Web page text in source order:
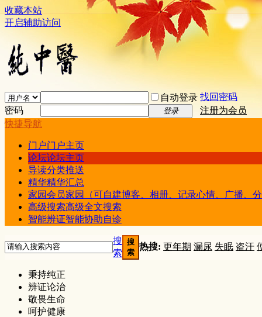
收藏本站
开启辅助访问
自动登录 找回密码
密码
登录
注册为会员
快捷导航
门户门户主页
论坛论坛主页
导读分类推送
精华精华汇总
家园会员家园（可自建博客、相册、记录心情、广播、
高级搜索高级全文搜索
智能辨证智能协助自诊
搜
索
搜
索
热搜: 更年期 漏尿 失眠 盗汗
秉持纯正
辨证论治
敬畏生命
呵护健康